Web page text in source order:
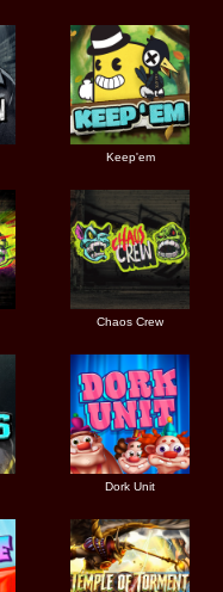
Keep'em
Chaos Crew
Dork Unit